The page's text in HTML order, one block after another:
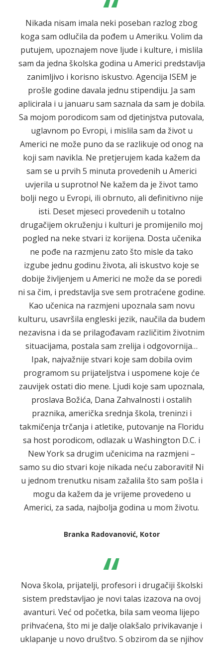
Nikada nisam imala neki poseban razlog zbog
koga sam odlučila da pođem u Ameriku. Volim da
putujem, upoznajem nove ljude i kulture, i mislila
sam da jedna školska godina u Americi predstavlja
zanimljivo i korisno iskustvo. Agencija ISEM je
prošle godine davala jednu stipendiju. Ja sam
aplicirala i u januaru sam saznala da sam je dobila.
Sa mojom porodicom sam od djetinjstva putovala,
uglavnom po Evropi, i mislila sam da život u
Americi ne može puno da se razlikuje od onog na
koji sam navikla. Ne pretjerujem kada kažem da
sam se u prvih 5 minuta provedenih u Americi
uvjerila u suprotno! Ne kažem da je život tamo
bolji nego u Evropi, ili obrnuto, ali definitivno nije
isti. Deset mjeseci provedenih u totalno
drugačijem okruženju i kulturi je promijenilo moj
pogled na neke stvari iz korijena. Dosta učenika
ne pođe na razmjenu zato što misle da tako
izgube jednu godinu života, ali iskustvo koje se
dobije življenjem u Americi ne može da se poredi
ni sa čim, i predstavlja sve sem protraćene godine.
Kao učenica na razmjeni upoznala sam novu
kulturu, usavršila engleski jezik, naučila da budem
nezavisna i da se prilagođavam različitim životnim
situacijama, postala sam zrelija i odgovornija…
Ipak, najvažnije stvari koje sam dobila ovim
programom su prijateljstva i uspomene koje će
zauvijek ostati dio mene. Ljudi koje sam upoznala,
proslava Božića, Dana Zahvalnosti i ostalih
praznika, američka srednja škola, treninzi i
takmičenja trčanja i atletike, putovanje na Floridu
sa host porodicom, odlazak u Washington D.C. i
New York sa drugim učenicima na razmjeni –
samo su dio stvari koje nikada neću zaboraviti! Ni
u jednom trenutku nisam zažalila što sam pošla i
mogu da kažem da je vrijeme provedeno u
Americi, za sada, najbolja godina u mom životu.
Branka Radovanović, Kotor
“
Nova škola, prijatelji, profesori i drugačiji školski
sistem predstavljao je novi talas izazova na ovoj
avanturi. Već od početka, bila sam veoma lijepo
prihvaćena, što mi je dalje olakšalo privikavanje i
uklapanje u novo društvo. S obzirom da se njihov